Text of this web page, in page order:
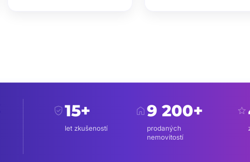
verified_user15+
let zkušeností
home9 200+
prodaných
nemovitostí
star